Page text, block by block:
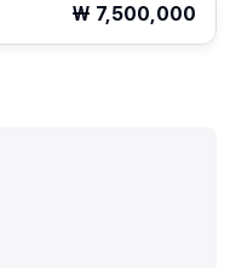
₩ 7,500,000